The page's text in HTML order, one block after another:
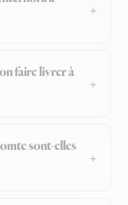
faire livrer à
sont-elles